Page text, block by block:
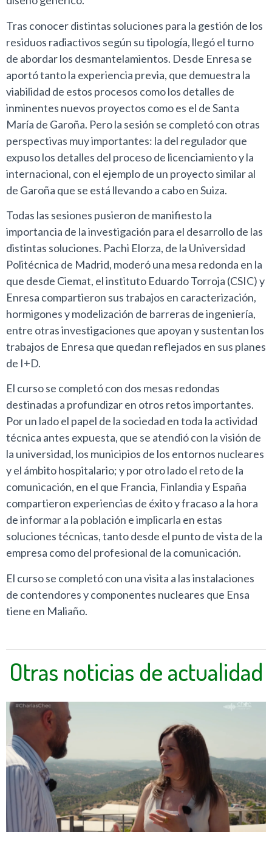
Tras conocer distintas soluciones para la gestión de los
residuos radiactivos según su tipología, llegó el turno
de abordar los desmantelamientos. Desde Enresa se
aportó tanto la experiencia previa, que demuestra la
viabilidad de estos procesos como los detalles de
inminentes nuevos proyectos como es el de Santa
María de Garoña. Pero la sesión se completó con otras
perspectivas muy importantes: la del regulador que
expuso los detalles del proceso de licenciamiento y la
internacional, con el ejemplo de un proyecto similar al
de Garoña que se está llevando a cabo en Suiza.
Todas las sesiones pusieron de manifiesto la
importancia de la investigación para el desarrollo de las
distintas soluciones. Pachi Elorza, de la Universidad
Politécnica de Madrid, moderó una mesa redonda en la
que desde Ciemat, el instituto Eduardo Torroja (CSIC) y
Enresa compartieron sus trabajos en caracterización,
hormigones y modelización de barreras de ingeniería,
entre otras investigaciones que apoyan y sustentan los
trabajos de Enresa que quedan reflejados en sus planes
de I+D.
El curso se completó con dos mesas redondas
destinadas a profundizar en otros retos importantes.
Por un lado el papel de la sociedad en toda la actividad
técnica antes expuesta, que se atendió con la visión de
la universidad, los municipios de los entornos nucleares
y el ámbito hospitalario; y por otro lado el reto de la
comunicación, en el que Francia, Finlandia y España
compartieron experiencias de éxito y fracaso a la hora
de informar a la población e implicarla en estas
soluciones técnicas, tanto desde el punto de vista de la
empresa como del profesional de la comunicación.
El curso se completó con una visita a las instalaciones
de contendores y componentes nucleares que Ensa
tiene en Maliaño.
Otras noticias de actualidad